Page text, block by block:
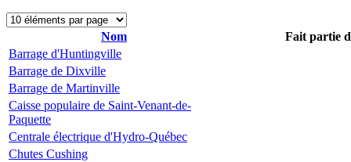
Nom
Fait partie
Barrage d'Huntingville
Barrage de Dixville
Barrage de Martinville
Caisse populaire de Saint-Venant-de-
Paquette
Centrale électrique d'Hydro-Québec
Chutes Cushing